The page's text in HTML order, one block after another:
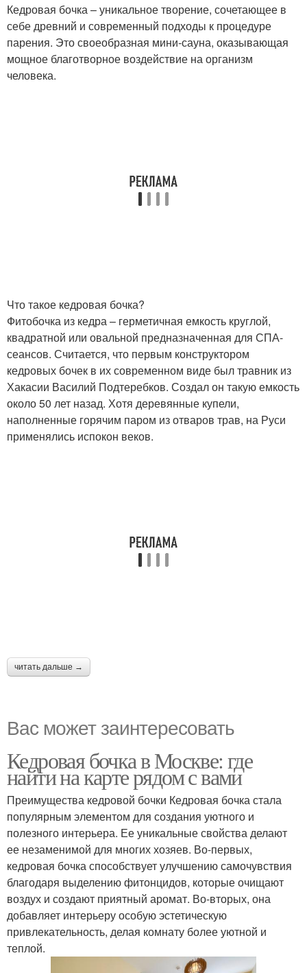
Кедровая бочка – уникальное творение, сочетающее в
себе древний и современный подходы к процедуре
парения. Это своеобразная мини-сауна, оказывающая
мощное благотворное воздействие на организм
человека.
Что такое кедровая бочка?
Фитобочка из кедра – герметичная емкость круглой,
квадратной или овальной предназначенная для СПА-
сеансов. Считается, что первым конструктором
кедровых бочек в их современном виде был травник из
Хакасии Василий Подтеребков. Создал он такую емкость
около 50 лет назад. Хотя деревянные купели,
наполненные горячим паром из отваров трав, на Руси
применялись испокон веков.
читать дальше →
Вас может заинтересовать
Кедровая бочка в Москве: где
найти на карте рядом с вами
Преимущества кедровой бочки Кедровая бочка стала
популярным элементом для создания уютного и
полезного интерьера. Ее уникальные свойства делают
ее незаменимой для многих хозяев. Во-первых,
кедровая бочка способствует улучшению самочувствия
благодаря выделению фитонцидов, которые очищают
воздух и создают приятный аромат. Во-вторых, она
добавляет интерьеру особую эстетическую
привлекательность, делая комнату более уютной и
теплой.